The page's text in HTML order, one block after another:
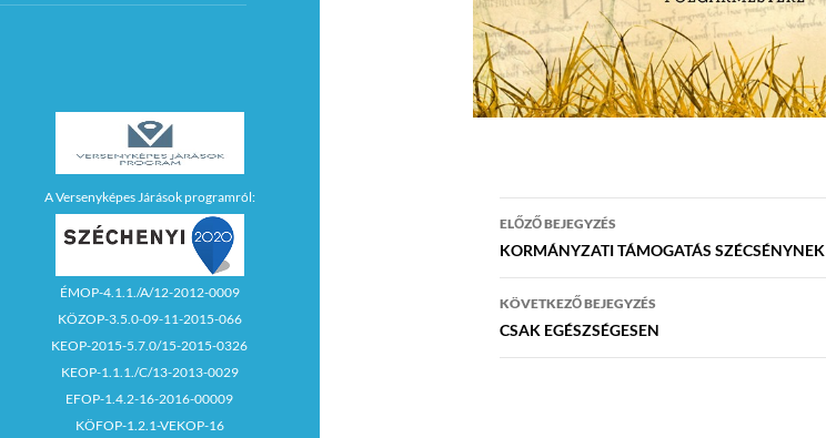
Bejegyzés
navigáció
ELŐZŐ BEJEGYZÉS
KORMÁNYZATI TÁMOGATÁS SZÉCSÉNYNEK
KÖVETKEZŐ BEJEGYZÉS
CSAK EGÉSZSÉGESEN
A Versenyképes Járások programról:
ÉMOP-4.1.1./A/12-2012-0009
KÖZOP-3.5.0-09-11-2015-066
KEOP-2015-5.7.0/15-2015-0326
KEOP-1.1.1./C/13-2013-0029
EFOP-1.4.2-16-2016-00009
KÖFOP-1.2.1-VEKOP-16